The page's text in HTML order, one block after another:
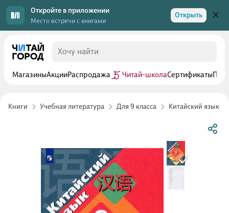
Откройте в приложении
Место встречи с книгами
Открыть
МагазиныАкцииРаспродажа Читай-школаСертификаты
Книги Учебная литература Для 9 класса Китайский язык 9